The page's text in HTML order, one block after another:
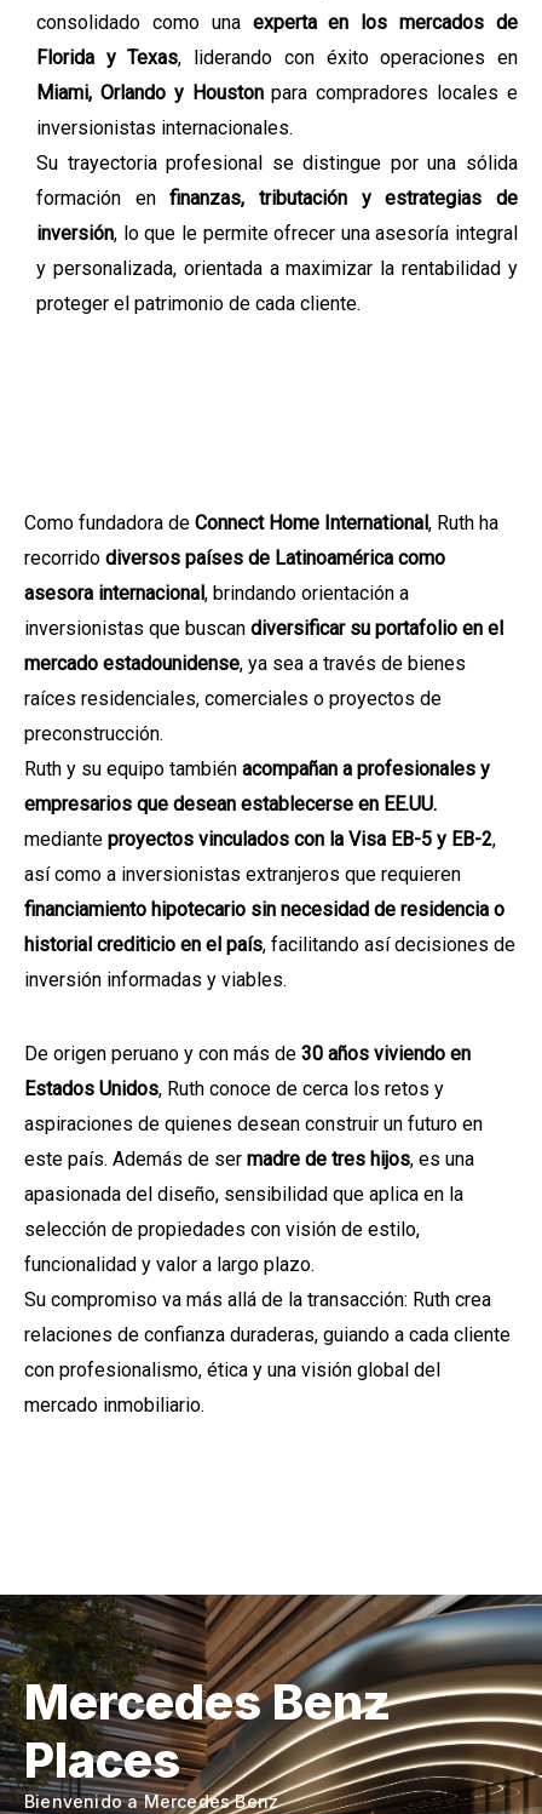
consolidado como una experta en los mercados de
Florida y Texas, liderando con éxito operaciones en
Miami, Orlando y Houstonpara compradores locales e
inversionistas internacionales.
Su trayectoria profesional se distingue por una sólida
formación enfinanzas, tributación y estrategias de
inversión, lo que le permite ofrecer una asesoría integral
y personalizada, orientada a maximizar la rentabilidad y
proteger el patrimonio de cada cliente.
Como fundadora de Connect Home International, Ruth ha
recorrido diversos países de Latinoamérica como
asesora internacional, brindando orientación a
inversionistas que buscan diversificar su portafolio en el
mercado estadounidense, ya sea a través de bienes
raíces residenciales, comerciales o proyectos de
preconstrucción.
Ruth y su equipo también acompañan a profesionales y
empresarios que desean establecerse en EE.UU.
mediante proyectos vinculados con la Visa EB-5 y EB-2,
así como a inversionistas extranjeros que requieren
financiamiento hipotecario sin necesidad de residencia o
historial crediticio en el país, facilitando así decisiones de
inversión informadas y viables.
De origen peruano y con más de 30 años viviendo en
Estados Unidos, Ruth conoce de cerca los retos y
aspiraciones de quienes desean construir un futuro en
este país. Además de ser madre de tres hijos, es una
apasionada del diseño, sensibilidad que aplica en la
selección de propiedades con visión de estilo,
funcionalidad y valor a largo plazo.
Su compromiso va más allá de la transacción: Ruth crea
relaciones de confianza duraderas, guiando a cada cliente
con profesionalismo, ética y una visión global del
mercado inmobiliario.
Mercedes Benz
Places
Bienvenido a Mercedes Benz